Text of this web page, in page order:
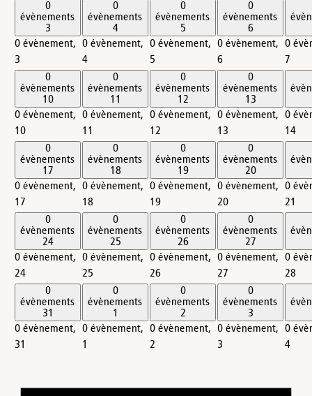
0
évènements
3
0 évènement,
3
0
évènements
4
0 évènement,
4
0
évènements
5
0 évènement,
5
0
évènements
6
0 évènement,
6
0
7
0
évènements
10
0 évènement,
10
0
évènements
11
0 évènement,
11
0
évènements
12
0 évènement,
12
0
évènements
13
0 évènement,
13
0
14
0
évènements
17
0 évènement,
17
0
évènements
18
0 évènement,
18
0
évènements
19
0 évènement,
19
0
évènements
20
0 évènement,
20
0
21
0
évènements
24
0 évènement,
24
0
évènements
25
0 évènement,
25
0
évènements
26
0 évènement,
26
0
évènements
27
0 évènement,
27
0
28
0
évènements
31
0 évènement,
31
0
évènements
1
0 évènement,
1
0
évènements
2
0 évènement,
2
0
évènements
3
0 évènement,
3
0
4